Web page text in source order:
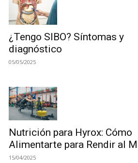
¿Tengo SIBO? Síntomas y
diagnóstico
05/05/2025
Nutrición para Hyrox: Cómo
Alimentarte para Rendir al
15/04/2025